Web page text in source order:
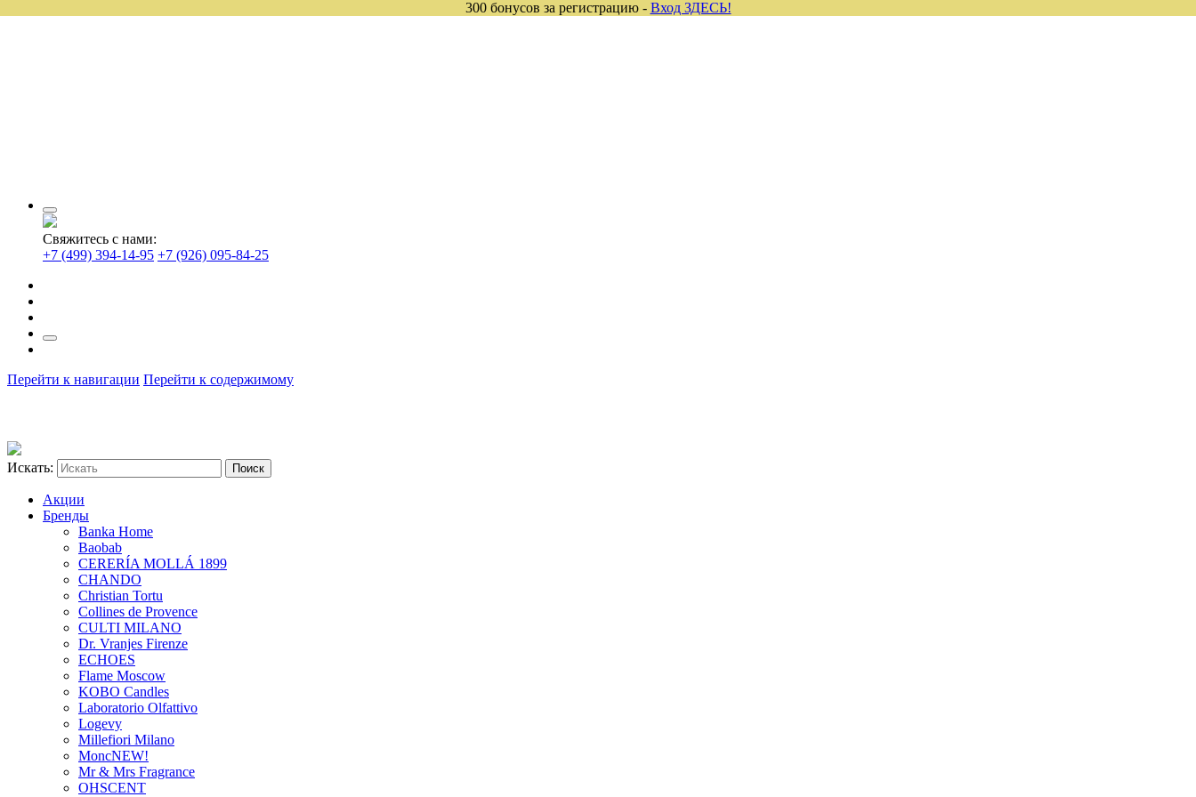
Свяжитесь с нами:
+7 (499) 394-14-95 +7 (926) 095-84-25
Перейти к навигации Перейти к содержимому
Искать:
Акции
Бренды
Banka Home
Baobab
CERERÍA MOLLÁ 1899
CHANDO
Christian Tortu
Collines de Provence
CULTI MILANO
Dr. Vranjes Firenze
ECHOES
Flame Moscow
KOBO Candles
Laboratorio Olfattivo
Logevy
Millefiori Milano
MoncNEW!
Mr & Mrs Fragrance
OHSCENT
300 бонусов за регистрацию - Вход ЗДЕСЬ!